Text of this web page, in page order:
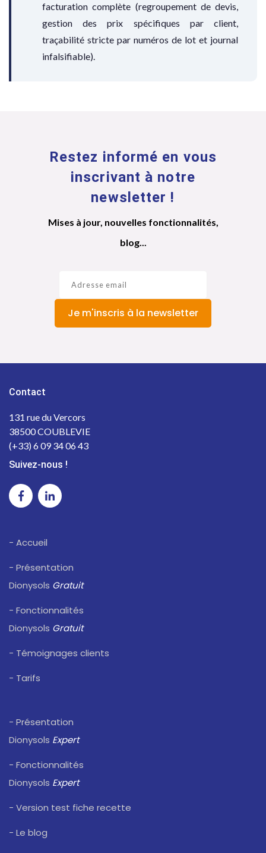
facturation complète (regroupement de devis,
gestion des prix spécifiques par client,
traçabilité stricte par numéros de lot et journal
infalsifiable).
Restez informé en vous
inscrivant à notre
newsletter !
Mises à jour, nouvelles fonctionnalités,
blog...
Je m'inscris à la newsletter
Contact
131 rue du Vercors
38500 COUBLEVIE
(+33) 6 09 34 06 43
Suivez-nous !
- Accueil
- Présentation
Dionysols Gratuit
- Fonctionnalités
Dionysols Gratuit
- Témoignages clients
- Tarifs
- Présentation
Dionysols Expert
- Fonctionnalités
Dionysols Expert
- Version test fiche recette
- Le blog